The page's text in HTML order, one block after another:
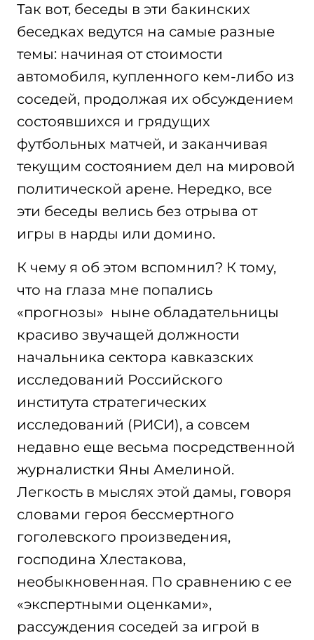
Так вот, беседы в эти бакинских
беседках ведутся на самые разные
темы: начиная от стоимости
автомобиля, купленного кем-либо из
соседей, продолжая их обсуждением
состоявшихся и грядущих
футбольных матчей, и заканчивая
текущим состоянием дел на мировой
политической арене. Нередко, все
эти беседы велись без отрыва от
игры в нарды или домино.
К чему я об этом вспомнил? К тому,
что на глаза мне попались
«прогнозы» ныне обладательницы
красиво звучащей должности
начальника сектора кавказских
исследований Российского
института стратегических
исследований (РИСИ), а совсем
недавно еще весьма посредственной
журналистки Яны Амелиной.
Легкость в мыслях этой дамы, говоря
словами героя бессмертного
гоголевского произведения,
господина Хлестакова,
необыкновенная. По сравнению с ее
«экспертными оценками»,
рассуждения соседей за игрой в